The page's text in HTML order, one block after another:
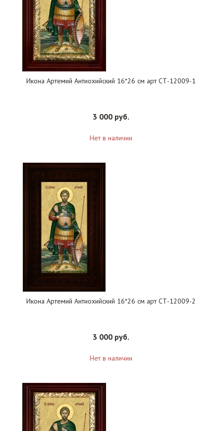
Икона Артемий Антиохийский 16*26 см арт СТ-12009-1
3 000 руб.
Нет в наличии
Икона Артемий Антиохийский 16*26 см арт СТ-12009-2
3 000 руб.
Нет в наличии